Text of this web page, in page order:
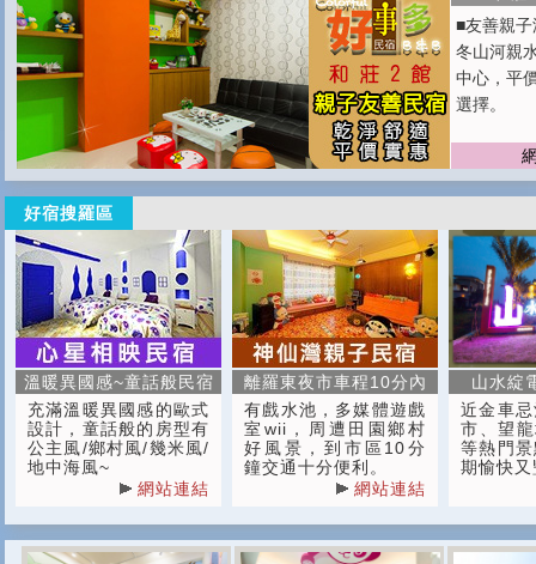
■友善親
冬山河親
中心，平
選擇。
好宿搜羅區
溫暖異國感~童話般民宿
充滿溫暖異國感的歐式
設計，童話般的房型有
公主風/鄉村風/幾米風/
地中海風~
網站連結
離羅東夜市車程10分內
有戲水池，多媒體遊戲
室wii，周遭田園鄉村
好風景，到市區10分
鐘交通十分便利。
網站連結
山水綻
近金車
市、望
等熱門
期愉快